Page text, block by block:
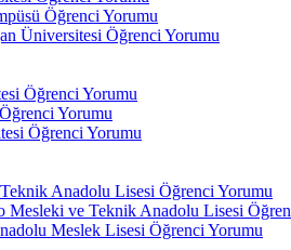
Öğrenci Yorumu
Üniversitesi Öğrenci Yorumu
Öğrenci Yorumu
Yorumu
Öğrenci Yorumu
Anadolu Lisesi Öğrenci Yorumu
Mesleki ve Teknik Anadolu Lisesi
Meslek Lisesi Öğrenci Yorumu